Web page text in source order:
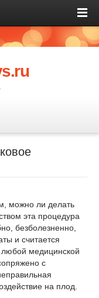
можно ли делать
эта процедура
безболезненно,
и считается
любой медицинской
с
на плод.